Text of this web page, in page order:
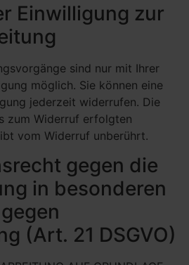
Einwilligung zur
sind nur mit Ihrer
möglich. Sie können eine
jederzeit widerrufen. Die
zum Widerruf erfolgten
vom Widerruf unberührt.
gegen die
in besonderen
(Art. 21 DSGVO)